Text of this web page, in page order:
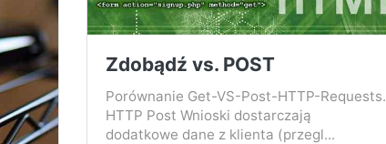
Zdobądź vs. POST
Porównanie Get-VS-Post-HTTP-Requests.
HTTP Post Wnioski dostarczają
dodatkowe dane z klienta (przegl...